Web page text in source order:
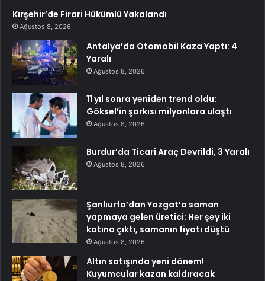
Kırşehir’de Firari Hükümlü Yakalandı
Ağustos 8, 2026
Antalya’da Otomobil Kaza Yaptı: 4
Yaralı
Ağustos 8, 2026
11 yıl sonra yeniden trend oldu:
Göksel’in şarkısı milyonlara ulaştı
Ağustos 8, 2026
Burdur’da Ticari Araç Devrildi, 3 Yaralı
Ağustos 8, 2026
Şanlıurfa’dan Yozgat’a saman
yapmaya gelen üretici: Her şey iki
katına çıktı, samanın fiyatı düştü
Ağustos 8, 2026
Altın satışında yeni dönem!
Kuyumcular kazan kaldıracak